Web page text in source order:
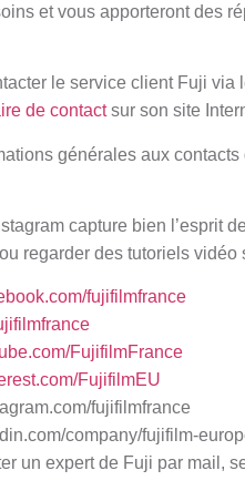
et vous apporteront des
le service client Fuji
de contactsur son site
générales aux
capture bien l’esprit
regarder des tutoriels
fujifilmfrance
FujifilmFrance
FujifilmEU
fujifilmfrance
company/fujifilm-
un expert de Fuji par mail,